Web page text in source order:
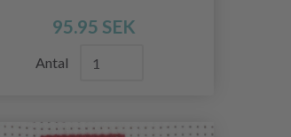
95.95 SEK
Antal